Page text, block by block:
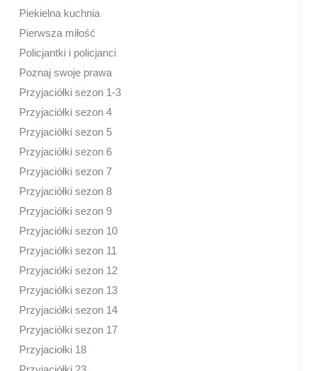
Piekielna kuchnia
Pierwsza miłość
Policjantki i policjanci
Poznaj swoje prawa
Przyjaciółki sezon 1-3
Przyjaciółki sezon 4
Przyjaciółki sezon 5
Przyjaciółki sezon 6
Przyjaciółki sezon 7
Przyjaciółki sezon 8
Przyjaciółki sezon 9
Przyjaciółki sezon 10
Przyjaciółki sezon 11
Przyjaciółki sezon 12
Przyjaciółki sezon 13
Przyjaciółki sezon 14
Przyjaciółki sezon 17
Przyjaciołki 18